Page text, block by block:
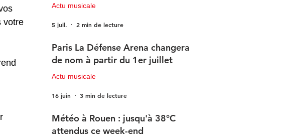
votre
Actu musicale
5 juil. 2 min de lecture
Paris La Défense Arena changera
de nom à partir du 1er juillet
Actu musicale
16 juin 3 min de lecture
Météo à Rouen : jusqu'à 38°C
attendus ce week-end